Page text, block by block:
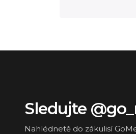
Sledujte
Nahlédnetě do zákulisí